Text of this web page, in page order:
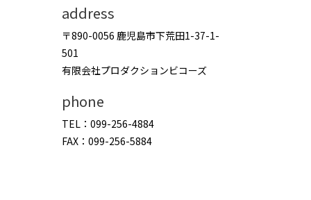
address
〒890-0056 鹿児島市下荒田1-37-1-
501
有限会社プロダクションビコーズ
phone
TEL：099-256-4884
FAX：099-256-5884